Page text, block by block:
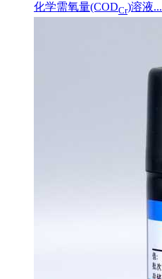
化学需氧量(CODCr)溶液...